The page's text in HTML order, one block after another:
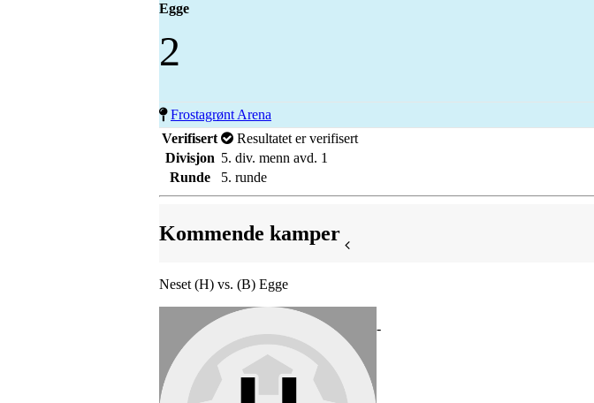
Egge
2
Frostagrønt Arena
Verifisert
Resultatet er verifisert
Divisjon 5. div. menn avd. 1
Runde
5. runde
Kommende kamper
Neset (H) vs. (B) Egge
-